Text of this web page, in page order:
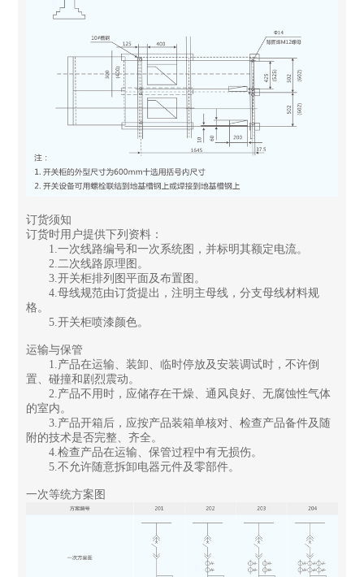
订货须知
订货时用户提供下列资料：
1.一次线路编号和一次系统图，并标明其额定电流。
2.二次线路原理图。
3.开关柜排列图平面及布置图。
4.母线规范由订货提出，注明主母线，分支母线材料规
格。
5.开关柜喷漆颜色。
运输与保管
1.产品在运输、装卸、临时停放及安装调试时，不许倒
置、碰撞和剧烈震动。
2.产品不用时，应储存在干燥、通风良好、无腐蚀性气体
的室内。
3.产品开箱后，应按产品装箱单核对、检查产品备件及随
附的技术是否完整、齐全。
4.检查产品在运输、保管过程中有无损伤。
5.不允许随意拆卸电器元件及零部件。
一次等统方案图